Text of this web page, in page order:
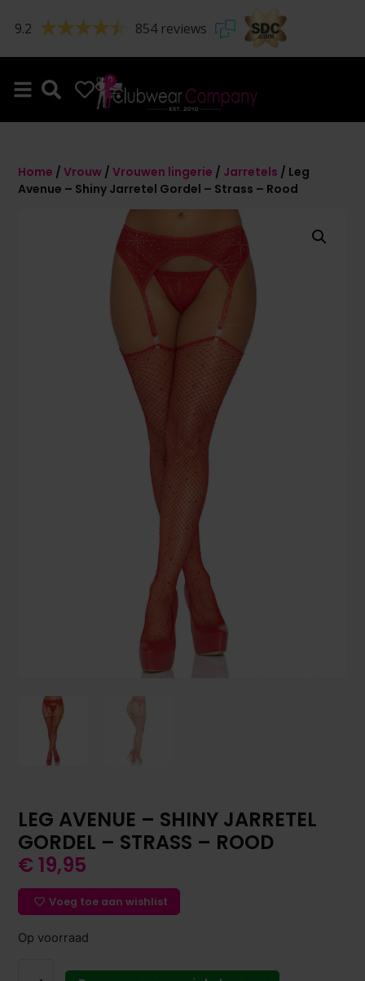
9.2 854 reviews
0 0
Home /Vrouw /Vrouwen lingerie / Jarretels / Leg
Avenue – Shiny Jarretel Gordel – Strass – Rood
LEG AVENUE – SHINY JARRETEL
GORDEL – STRASS – ROOD
€ 19,95
Voeg toe aan wishlist
Op voorraad